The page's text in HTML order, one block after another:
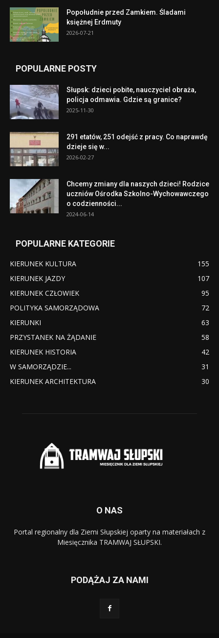
Popołudnie przed Zamkiem. Śladami
księżnej Erdmuty
2026-07-21
POPULARNE POSTY
Słupsk: dzieci pobite, nauczyciel obraża,
policja odmawia. Gdzie są granice?
2025-11-30
291 etatów, 251 odejść z pracy. Co naprawdę
dzieje się w...
2026-02-27
Chcemy zmiany dla naszych dzieci! Rodzice
uczniów Ośrodka Szkolno-Wychowawczego
o codzienności...
2024-06-14
POPULARNE KATEGORIE
KIERUNEK KULTURA
155
KIERUNEK JAZDY
107
KIERUNEK CZŁOWIEK
95
POLITYKA SAMORZĄDOWA
72
KIERUNKI
63
PRZYSTANEK NA ŻĄDANIE
58
KIERUNEK HISTORIA
42
W SAMORZĄDZIE...
31
KIERUNEK ARCHITEKTURA
30
O NAS
Portal regionalny dla Ziemi Słupskiej oparty na materiałach z
Miesięcznika TRAMWAJ SŁUPSKI.
PODĄŻAJ ZA NAMI